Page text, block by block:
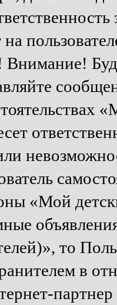
Внимание!
«Мой
то
в